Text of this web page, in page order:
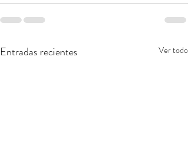
Entradas recientes Ver todo